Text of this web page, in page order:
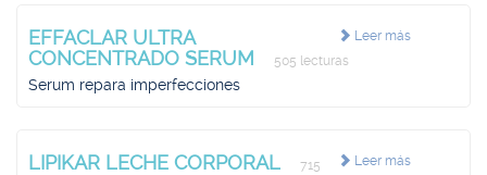
Leer más
EFFACLAR ULTRA
CONCENTRADO SERUM
505 lecturas
Serum repara imperfecciones
Leer más
LIPIKAR LECHE CORPORAL
715